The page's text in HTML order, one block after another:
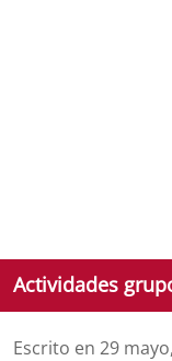
Actividades
Escrito en 29